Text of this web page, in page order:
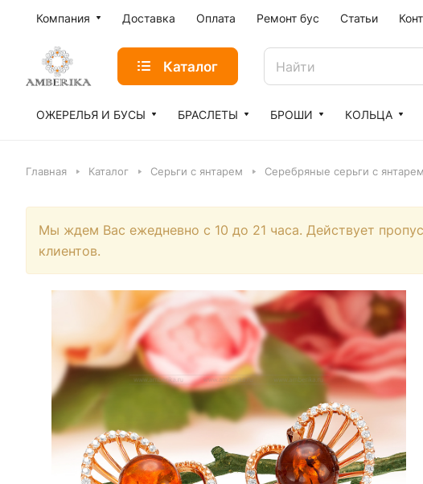
Компания Доставка Оплата Ремонт бус Статьи
Каталог
ОЖЕРЕЛЬЯ И БУСЫ БРАСЛЕТЫ БРОШИ КОЛЬЦА
Главная Каталог Серьги с янтарем Серебряные серьги с янтарем
Мы ждем Вас ежедневно с 10 до 21 часа. Действует
клиентов.